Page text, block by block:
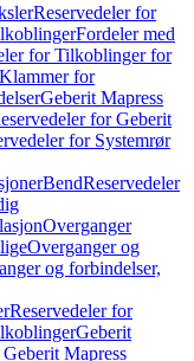
Reservedeler for
Fordeler med
for Tilkoblinger for
Klammer for
Geberit Mapress
for Geberit
for Systemrør
BendReservedeler
Overganger
Overganger og
og forbindelser,
Reservedeler for
Geberit
Mapress